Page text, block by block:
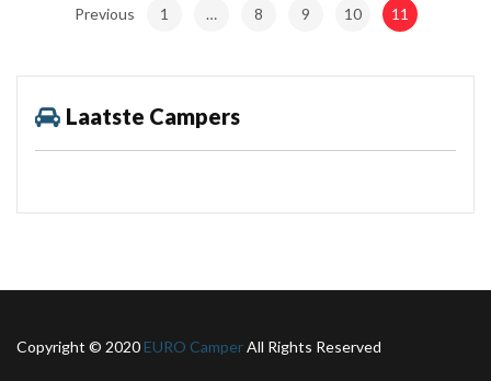
Previous 1 … 8 9 10 11
Laatste Campers
Copyright © 2020 EURO CamperAll Rights Reserved